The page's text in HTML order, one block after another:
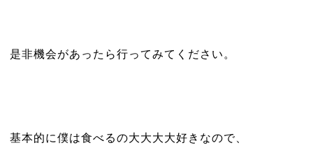
是非機会があったら行ってみてください。
基本的に僕は食べるの大大大大好きなので、